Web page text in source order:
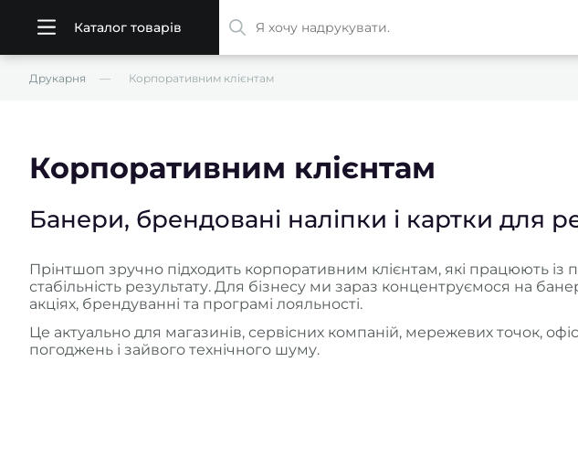
Каталог товарів
Друкарня Корпоративним клієнтам
Корпоративним клієнтам
Банери, брендовані наліпки і картки для
Прінтшоп зручно підходить корпоративним клієнтам, які працюють
стабільність результату. Для бізнесу ми зараз концентруємося на
акціях, брендуванні та програмі лояльності.
Це актуально для магазинів, сервісних компаній, мережевих точок,
погоджень і зайвого технічного шуму.